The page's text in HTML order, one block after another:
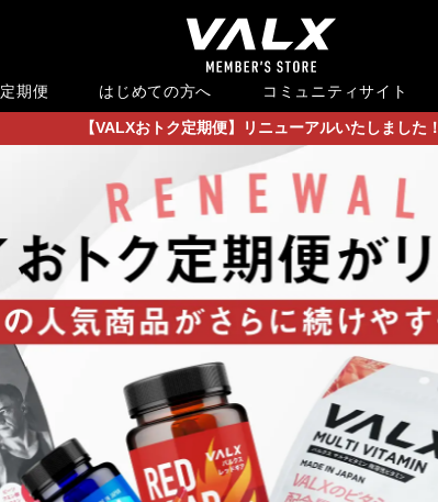
定期便 はじめての方へ コミュニティサイト
【VALXおトク定期便】リニューアルいたしました！